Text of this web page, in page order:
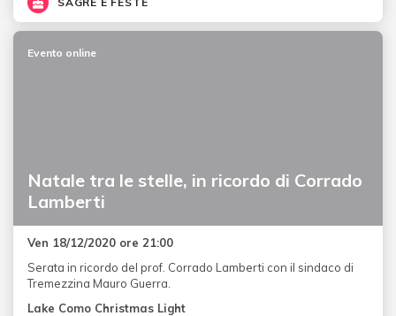
Natale tra le stelle, in ricordo di Corrado
Lamberti
Evento online
Ven 18/12/2020 ore 21:00
Serata in ricordo del prof. Corrado Lamberti con il sindaco di
Tremezzina Mauro Guerra.
Lake Como Christmas Light